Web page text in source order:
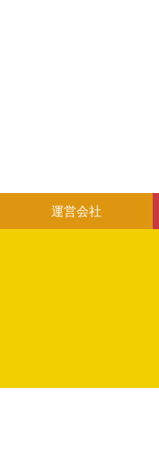
運営会社